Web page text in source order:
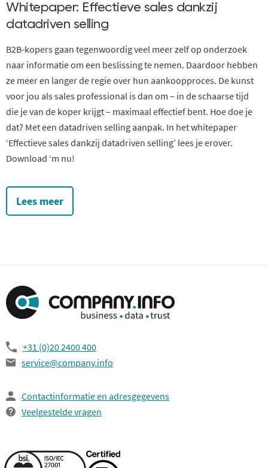
Whitepaper: Effectieve sales dankzij
datadriven selling
B2B-kopers gaan tegenwoordig veel meer zelf op onderzoek
naar informatie om een beslissing te nemen. Daardoor hebben
ze meer en langer de regie over hun aankoopproces. De kunst
voor jou als sales professional is dan om – in de schaarse tijd
die je van de koper krijgt – maximaal effectief bent. Hoe doe je
dat? Met een datadriven selling aanpak. In het whitepaper
‘Effectieve sales dankzij datadriven selling’ lees je erover.
Download ‘m nu!
Lees meer
+31 (0)20 2400 400
service@company.info
Contactinformatie en adresgegevens
Veelgestelde vragen